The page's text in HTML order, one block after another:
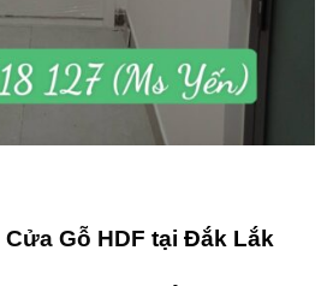
Cửa Gỗ HDF tại Đắk Lắk